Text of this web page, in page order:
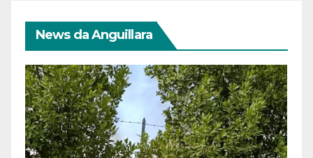
News da Anguillara